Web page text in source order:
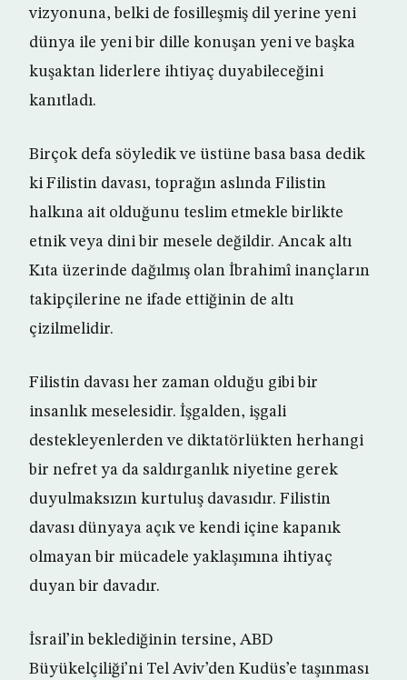
vizyonuna, belki de fosilleşmiş dil yerine yeni
dünya ile yeni bir dille konuşan yeni ve başka
kuşaktan liderlere ihtiyaç duyabileceğini
kanıtladı.
Birçok defa söyledik ve üstüne basa basa dedik
ki Filistin davası, toprağın aslında Filistin
halkına ait olduğunu teslim etmekle birlikte
etnik veya dini bir mesele değildir. Ancak altı
Kıta üzerinde dağılmış olan İbrahimî inançların
takipçilerine ne ifade ettiğinin de altı
çizilmelidir.
Filistin davası her zaman olduğu gibi bir
insanlık meselesidir. İşgalden, işgali
destekleyenlerden ve diktatörlükten herhangi
bir nefret ya da saldırganlık niyetine gerek
duyulmaksızın kurtuluş davasıdır. Filistin
davası dünyaya açık ve kendi içine kapanık
olmayan bir mücadele yaklaşımına ihtiyaç
duyan bir davadır.
İsrail’in beklediğinin tersine, ABD
Büyükelçiliği’ni Tel Aviv’den Kudüs’e taşınması